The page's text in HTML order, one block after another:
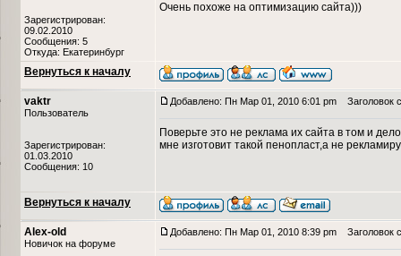
Зарегистрирован:
09.02.2010
Сообщения: 5
Откуда: Екатеринбург
Очень похоже на оптимизацию сайта)))
Вернуться к началу
vaktr
Пользователь
Зарегистрирован:
01.03.2010
Сообщения: 10
Добавлено: Пн Мар 01, 2010 6:01 pm Заголовок
Поверьте это не реклама их сайта в том и
мне изготовит такой пенопласт,а не
Вернуться к началу
Alex-old
Новичок на форуме
Добавлено: Пн Мар 01, 2010 8:39 pm Заголовок